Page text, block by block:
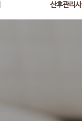
산후관리사